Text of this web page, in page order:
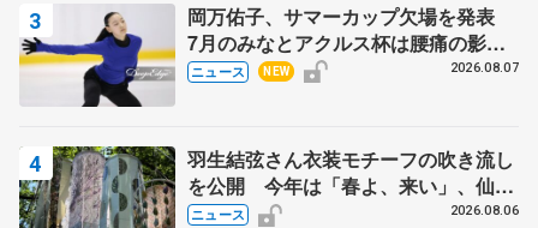
岡万佑子、サマーカップ欠場を発表
7月のみなとアクルス杯は腰痛の影響
で
ニュース NEW 2026.08.07
羽生結弦さん衣装モチーフの吹き流し
を公開 今年は「春よ、来い」、仙台
の瑞鳳殿
ニュース 2026.08.06